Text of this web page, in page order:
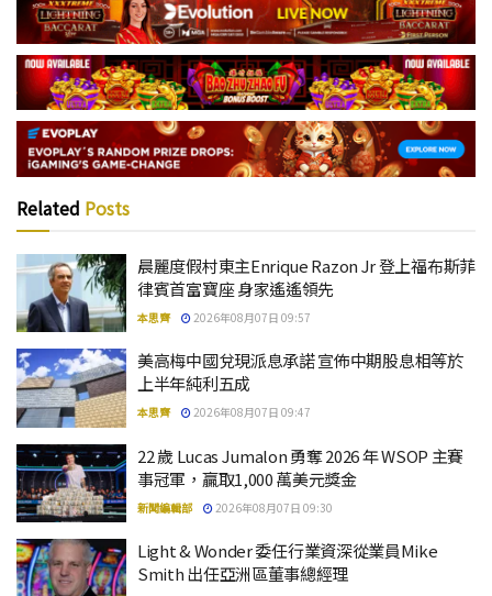
Related Posts
晨麗度假村東主Enrique Razon Jr 登上福布斯菲
律賓首富寶座 身家遙遙領先
本思齊 2026年08月07日 09:57
美高梅中國兌現派息承諾 宣佈中期股息相等於
上半年純利五成
本思齊 2026年08月07日 09:47
22 歲 Lucas Jumalon 勇奪 2026 年 WSOP 主賽
事冠軍，贏取1,000 萬美元獎金
新聞編輯部 2026年08月07日 09:30
Light & Wonder 委任行業資深從業員Mike
Smith 出任亞洲區董事總經理